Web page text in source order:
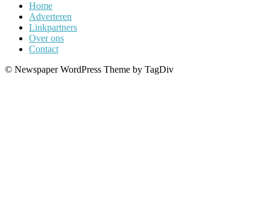
Home
Adverteren
Linkpartners
Over ons
Contact
© Newspaper WordPress Theme by TagDiv